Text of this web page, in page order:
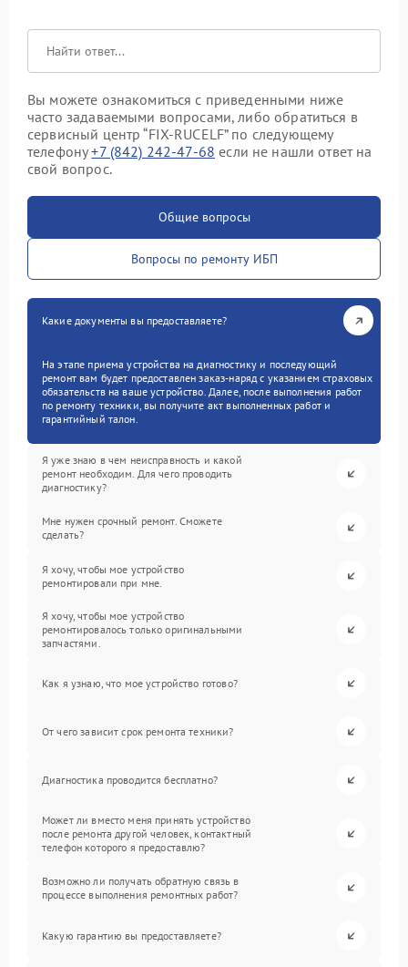
Вы можете ознакомиться с приведенными ниже
часто задаваемыми вопросами, либо обратиться в
сервисный центр “FIX-RUCELF” по следующему
телефону+7 (842) 242-47-68 если не нашли ответ на
свой вопрос.
Общие вопросы
Вопросы по ремонту ИБП
Какие документы вы предоставляете?
На этапе приема устройства на диагностику и последующий
ремонт вам будет предоставлен заказ-наряд с указанием страховых
обязательств на ваше устройство. Далее, после выполнения работ
по ремонту техники, вы получите акт выполненных работ и
гарантийный талон.
Я уже знаю в чем неисправность и какой
ремонт необходим. Для чего проводить
диагностику?
Мне нужен срочный ремонт. Сможете
сделать?
Я хочу, чтобы мое устройство
ремонтировали при мне.
Я хочу, чтобы мое устройство
ремонтировалось только оригинальными
запчастями.
Как я узнаю, что мое устройство готово?
От чего зависит срок ремонта техники?
Диагностика проводится бесплатно?
Может ли вместо меня принять устройство
после ремонта другой человек, контактный
телефон которого я предоставлю?
Возможно ли получать обратную связь в
процессе выполнения ремонтных работ?
Какую гарантию вы предоставляете?